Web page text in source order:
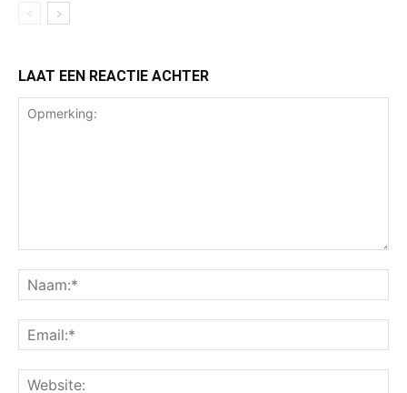
LAAT EEN REACTIE ACHTER